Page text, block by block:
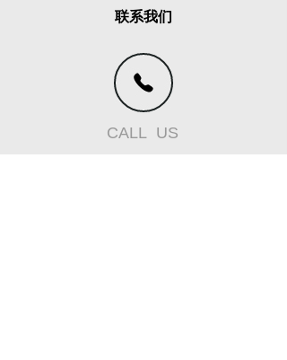
联系我们
CALL US